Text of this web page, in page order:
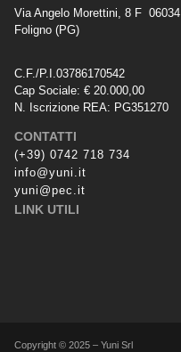
Via Angelo Morettini, 8 F 06034
Foligno (PG)
C.F./P.I.03786170542
Cap Sociale: € 20.000,00
N. Iscrizione REA: PG351270
CONTATTI
(+39) 0742 718 734
info@yuni.it
yuni@pec.it
LINK UTILI
Copyright © 2025 – Yuni Srl